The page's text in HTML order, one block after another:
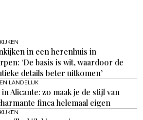
in een herenhuis in
‘De basis is wit, waardoor de
details beter uitkomen’
LANDELIJK
Alicante: zo maak je de stijl van
finca helemaal eigen